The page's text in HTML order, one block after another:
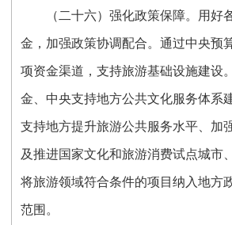
（二十六）强化政策保障。用好
金，加强政策协调配合。通过中央预
项资金渠道，支持旅游基础设施建设
金、中央支持地方公共文化服务体系
支持地方提升旅游公共服务水平、加
及推进国家文化和旅游消费试点城市
将旅游领域符合条件的项目纳入地方
范围。